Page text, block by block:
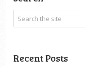
Recent Posts